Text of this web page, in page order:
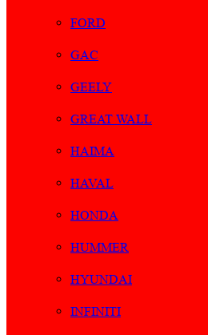
FORD
GAC
GEELY
GREAT WALL
HAIMA
HAVAL
HONDA
HUMMER
HYUNDAI
INFINITI